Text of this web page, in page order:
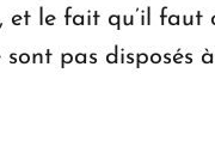
et le fait qu’il faut
pas disposés